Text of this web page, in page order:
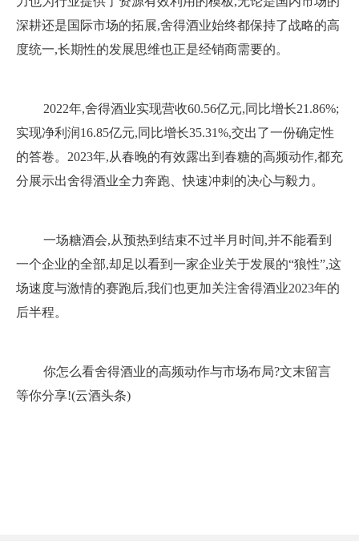
深耕还是国际市场的拓展,舍得酒业始终都保持了战略的高
度统一,长期性的发展思维也正是经销商需要的。
2022年,舍得酒业实现营收60.56亿元,同比增长21.86%;
实现净利润16.85亿元,同比增长35.31%,交出了一份确定性
的答卷。2023年,从春晚的有效露出到春糖的高频动作,都充
分展示出舍得酒业全力奔跑、快速冲刺的决心与毅力。
一场糖酒会,从预热到结束不过半月时间,并不能看到
一个企业的全部,却足以看到一家企业关于发展的“狼性”,这
场速度与激情的赛跑后,我们也更加关注舍得酒业2023年的
后半程。
你怎么看舍得酒业的高频动作与市场布局?文末留言
等你分享!(云酒头条)